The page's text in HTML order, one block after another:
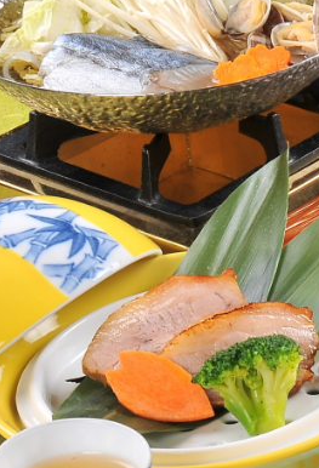
野沢温泉スキー場WEBリフト
会員専用ページ